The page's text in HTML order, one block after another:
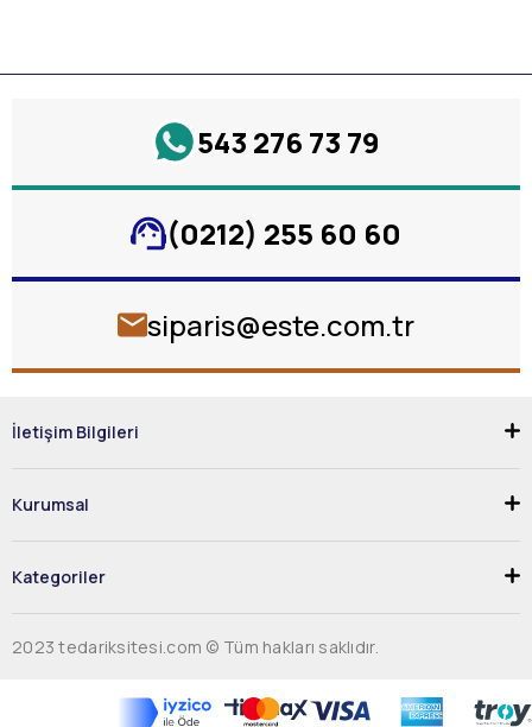
543 276 73 79
(0212) 255 60 60
siparis@este.com.tr
İletişim Bilgileri
Kurumsal
Kategoriler
2023 tedariksitesi.com © Tüm hakları saklıdır.